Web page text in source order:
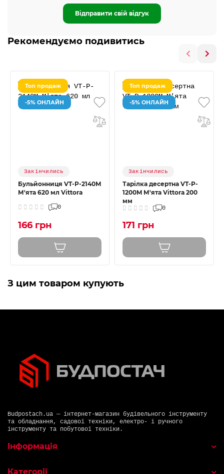
Відправити свій відгук
Рекомендуємо подивитись
Топ продаж
-5% ОНЛАЙН
Закінчились
Бульйонниця VT-P-2140M
М'ята 620 мл Vittora
0
166 грн
Топ продаж
-5% ОНЛАЙН
Закінчились
Тарілка десертна VT-P-
1200M М'ята Vittora 200
мм
0
171 грн
З цим товаром купують
Budpostach.ua — інтернет-магазин будівельного інструменту
та обладнання, садової техніки, електро- і ручного
інструменту та побутової техніки.
Інформація
Категорії